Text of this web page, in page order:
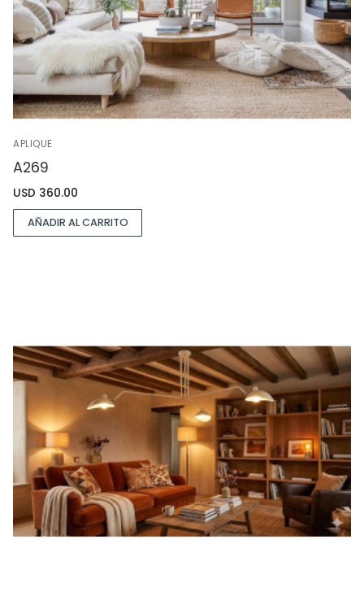
APLIQUE
A269
USD 360.00
AÑADIR AL CARRITO